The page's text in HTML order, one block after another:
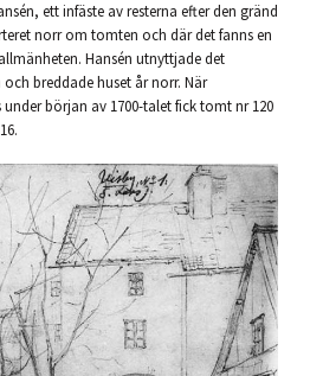
ett infäste av resterna efter den gränd
norr om tomten och där det fanns en
Hansén utnyttjade det
breddade huset år norr. När
början av 1700-talet fick tomt nr 120